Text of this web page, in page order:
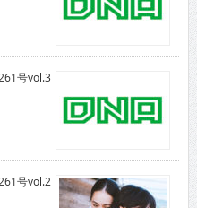
号vol.3
号vol.2